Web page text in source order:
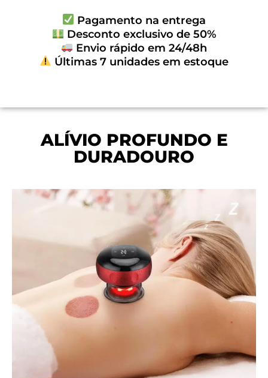
Pagamento na entrega
Desconto exclusivo de 50%
Envio rápido em 24/48h
Últimas 7 unidades em estoque
ALÍVIO PROFUNDO E
DURADOURO